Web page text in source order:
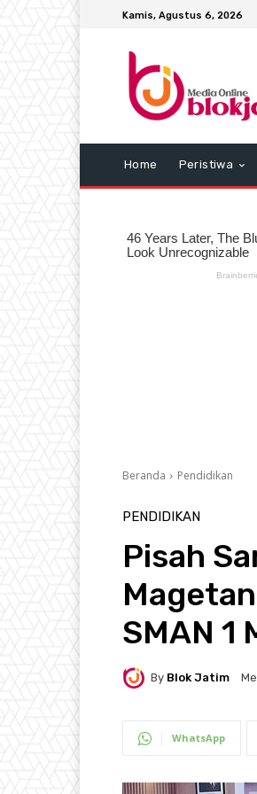
Kamis, Agustus 6, 2026
Home Peristiwa
Beranda Pendidikan
PENDIDIKAN
Pisah
SMAN 1
By Blok Jatim
WhatsApp